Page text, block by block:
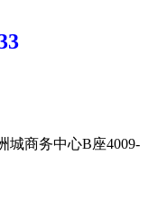
城商务中心B座4009-